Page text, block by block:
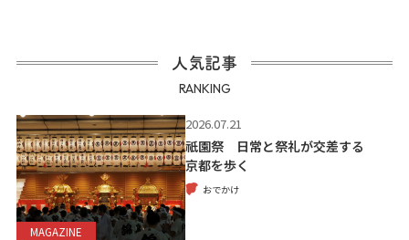
人気記事
RANKING
MAGAZINE
2026.07.21
祇園祭 日常と祭礼が交差する
京都を歩く
おでかけ